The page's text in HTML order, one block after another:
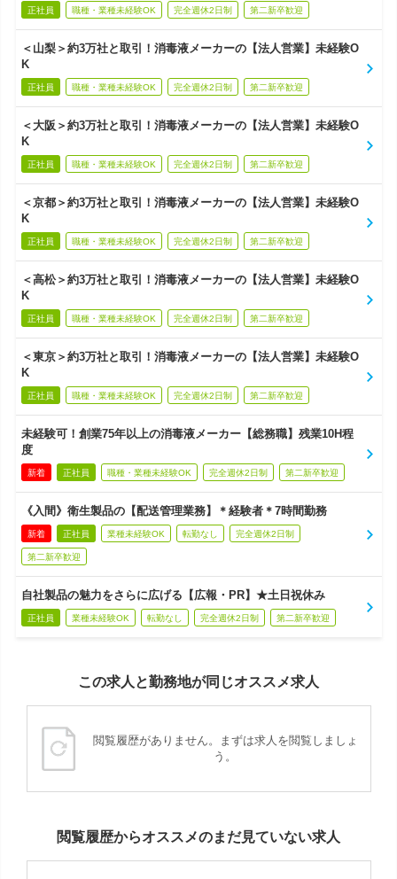
正社員 職種・業種未経験OK 完全週休2日制 第二新卒歓迎
＜山梨＞約3万社と取引！消毒液メーカーの【法人営業】未経験O
K
正社員 職種・業種未経験OK 完全週休2日制 第二新卒歓迎
＜大阪＞約3万社と取引！消毒液メーカーの【法人営業】未経験O
K
正社員 職種・業種未経験OK 完全週休2日制 第二新卒歓迎
＜京都＞約3万社と取引！消毒液メーカーの【法人営業】未経験O
K
正社員 職種・業種未経験OK 完全週休2日制 第二新卒歓迎
＜高松＞約3万社と取引！消毒液メーカーの【法人営業】未経験O
K
正社員 職種・業種未経験OK 完全週休2日制 第二新卒歓迎
＜東京＞約3万社と取引！消毒液メーカーの【法人営業】未経験O
K
正社員 職種・業種未経験OK 完全週休2日制 第二新卒歓迎
未経験可！創業75年以上の消毒液メーカー【総務職】残業10H程
度
新着 正社員 職種・業種未経験OK 完全週休2日制 第二新卒歓迎
《入間》衛生製品の【配送管理業務】＊経験者＊7時間勤務
新着 正社員 業種未経験OK 転勤なし 完全週休2日制
第二新卒歓迎
自社製品の魅力をさらに広げる【広報・PR】★土日祝休み
正社員 業種未経験OK 転勤なし 完全週休2日制 第二新卒歓迎
この求人と勤務地が同じオススメ求人
閲覧履歴がありません。まずは求人を閲覧しましょ
う。
閲覧履歴からオススメのまだ見ていない求人